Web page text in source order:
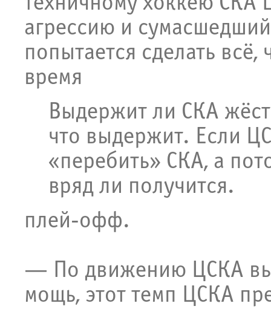
агрессию и
попытается сделать
время
Выдержит ли СКА
что выдержит. Если
«перебить» СКА, а
вряд ли получится.
плей-офф.
— По движению ЦСКА
мощь, этот темп ЦСКА